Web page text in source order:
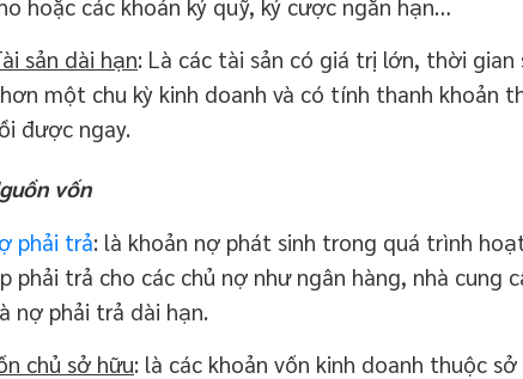
sản dài hạn: Là các tài sản có giá trị lớn, thời
một chu kỳ kinh doanh và có tính thanh khoản
được ngay.
vốn
phải trả: là khoản nợ phát sinh trong quá trình
phải trả cho các chủ nợ như ngân hàng, nhà cung
nợ phải trả dài hạn.
chủ sở hữu: là các khoản vốn kinh doanh thuộc